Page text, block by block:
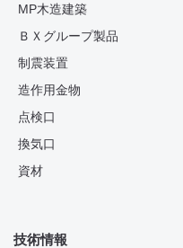
MP木造建築
ＢＸグループ製品
制震装置
造作用金物
点検口
換気口
資材
技術情報